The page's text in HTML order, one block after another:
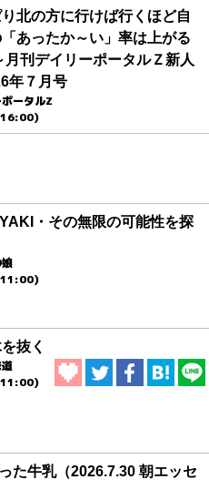
北の方に行けば行くほど自
あったか～い」率は上がる
月刊デイリーポータルＺ新人
年７月号
ータルZ
・その無限の可能性を探
抜く
た牛乳（2026.7.30 朝エッセ